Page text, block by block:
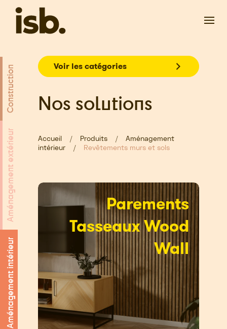
Passer au contenu principal
Voir les catégories
Construction
Aménagement extérieur
Aménagement intérieur
Nos solutions
Accueil Produits
Aménagement
intérieur
Revêtements murs et sols
Parements
Tasseaux Wood
Wall